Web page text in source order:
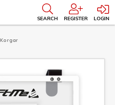
SEARCH REGISTER LOGIN
Korgar